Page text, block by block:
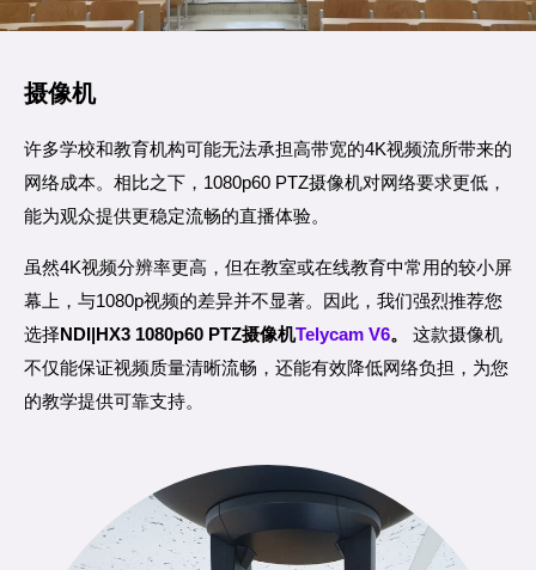
摄像机
许多学校和教育机构可能无法承担高带宽的4K视频流所带来的
网络成本。相比之下，1080p60 PTZ摄像机对网络要求更低，
能为观众提供更稳定流畅的直播体验。
虽然4K视频分辨率更高，但在教室或在线教育中常用的较小屏
幕上，与1080p视频的差异并不显著。因此，我们强烈推荐您
选择NDI|HX3 1080p60 PTZ摄像机Telycam V6。
这款摄像机
不仅能保证视频质量清晰流畅，还能有效降低网络负担，为您
的教学提供可靠支持。